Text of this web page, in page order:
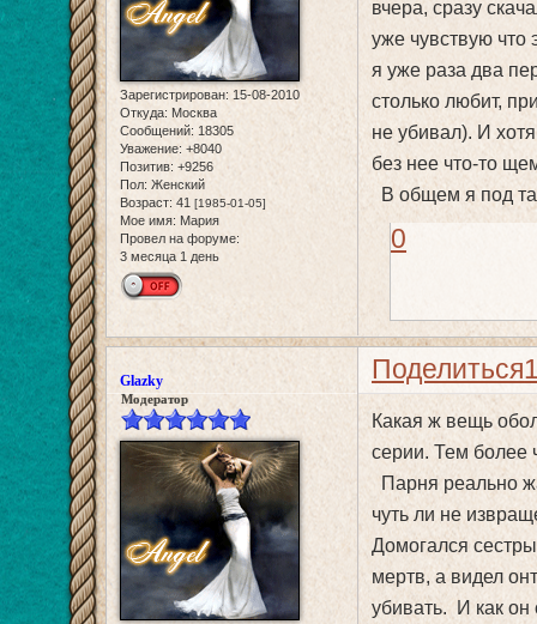
Зарегистрирован: 15-08-2010
Откуда: Москва
Сообщений: 18305
Уважение: +8040
Позитив: +9256
Пол: Женский
Возраст: 41 [1985-01-05]
Мое имя: Мария
Провел на форуме:
3 месяца 1 день
вчера, сразу
уже чувствую что
я уже раза два
столько любит,
не убивал). И хотя
без нее что-то
В общем я под
0
Поделиться
Glazky
Модератор
Какая ж вещь
серии. Тем более
Парня реально
чуть ли не
Домогался
мертв, а видел
убивать. И как он